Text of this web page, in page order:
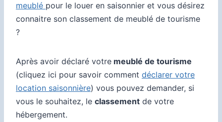
meublé pour le louer en saisonnier et vous désirez
connaitre son classement de meublé de tourisme
?
Après avoir déclaré votre meublé de tourisme
(cliquez ici pour savoir comment déclarer votre
location saisonnière) vous pouvez demander, si
vous le souhaitez, le classement de votre
hébergement.